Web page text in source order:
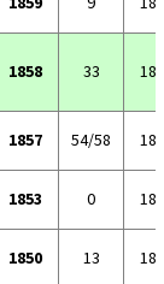
1858 33
1857 54/58
1853 0
1850 13